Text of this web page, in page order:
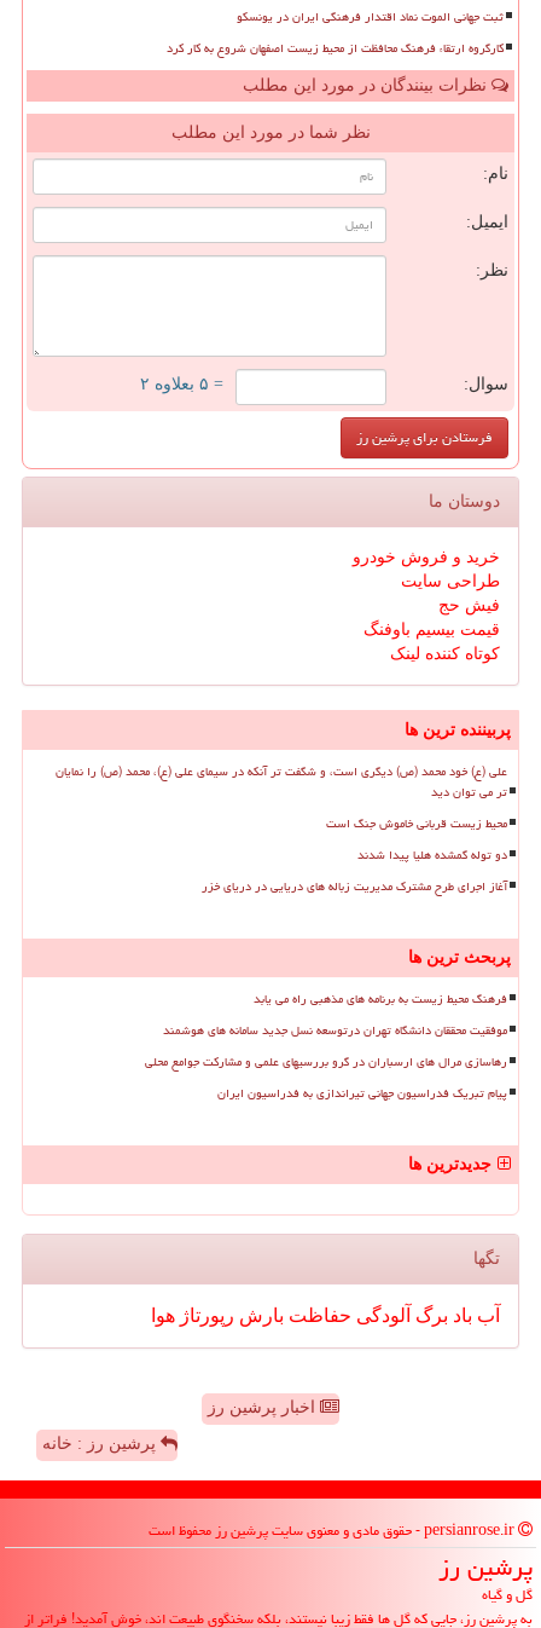
ثبت جهانی الموت نماد اقتدار فرهنگی ایران در یونسکو
کارگروه ارتقاء فرهنگ محافظت از محیط زیست اصفهان شروع به کار کرد
نظرات بینندگان در مورد این مطلب
نظر شما در مورد این مطلب
نام:
ایمیل:
نظر:
سوال: = ۵ بعلاوه ۲
دوستان ما
خرید و فروش خودرو
طراحی سایت
فیش حج
قیمت بیسیم باوفنگ
کوتاه کننده لینک
پربیننده ترین ها
علی (ع) خود محمد (ص) دیگری است، و شگفت تر آنکه در سیمای علی (ع)، محمد (ص) را نمایان
تر می توان دید
محیط زیست قربانی خاموش جنگ است
دو توله گمشده هلیا پیدا شدند
آغاز اجرای طرح مشترک مدیریت زباله های دریایی در دریای خزر
پربحث ترین ها
فرهنگ محیط زیست به برنامه های مذهبی راه می یابد
موفقیت محققان دانشگاه تهران درتوسعه نسل جدید سامانه های هوشمند
رهاسازی مرال های ارسباران در گرو بررسیهای علمی و مشارکت جوامع محلی
پیام تبریک فدراسیون جهانی تیراندازی به فدراسیون ایران
جدیدترین ها
تگها
آب باد برگ آلودگی حفاظت بارش رپورتاژ هوا
اخبار پرشین رز
پرشین رز : خانه
پرشین رز
گل و گیاه
به پرشین رز، جایی که گل ها فقط زیبا نیستند، بلکه سخنگوی طبیعت اند، خوش آمدید! فراتر از